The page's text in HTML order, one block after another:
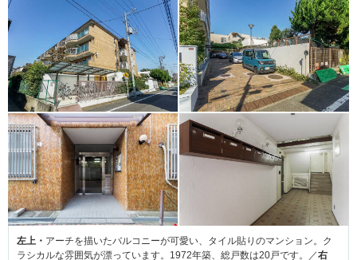
左上・ アーチを描いたバルコニーが可愛い、タイル貼りのマンション。ク
ラシカルな雰囲気が漂っています。1972年築、総戸数は20戸です。／右